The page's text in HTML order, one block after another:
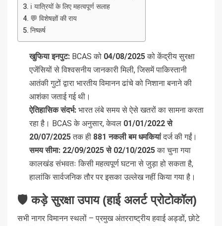
ℹ️ यात्रियों के लिए महत्वपूर्ण सलाह
💬 विशेषज्ञों की राय
निष्कर्ष
खुफिया इनपुट: BCAS को 04/08/2025को केंद्रीय सुरक्षा
एजेंसियों से विश्वसनीय जानकारी मिली, जिसमें पाकिस्तानी
आतंकी गुटों द्वारा भारतीय विमानन ढांचे को निशाना बनाने की
आशंका जताई गई थी।
ऐतिहासिक संदर्भ: भारत लंबे समय से ऐसे खतरों का सामना करता
रहा है। BCAS के अनुसार, केवल 01/01/2022 से
20/07/2025तक ही 881 नकली बम धमकियांदर्ज की गईं।
समय सीमा: 22/09/2025 से 02/10/2025का चुना गया
कालखंड संभवतः किसी महत्वपूर्ण घटना से जुड़ा हो सकता है,
हालांकि सार्वजनिक तौर पर इसका उल्लेख नहीं किया गया है।
🛡️ कड़े सुरक्षा उपाय (हाई अलर्ट प्रोटोकॉल)
सभी नागर विमानन स्थलों – प्रमुख अंतरराष्ट्रीय हवाई अड्डों, छोटे